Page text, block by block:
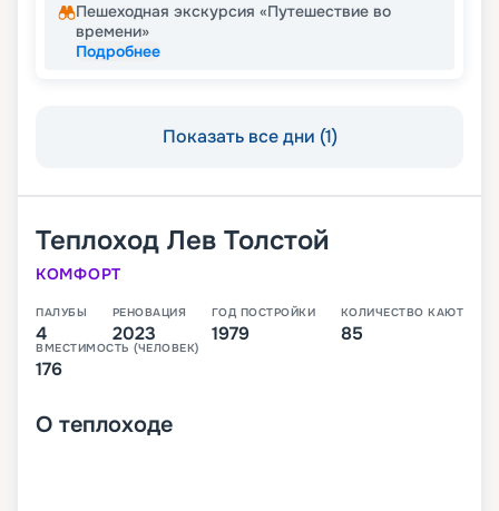
Пешеходная экскурсия «Путешествие во
времени»
Подробнее
Показать все дни (1)
Теплоход Лев Толстой
КОМФОРТ
ПАЛУБЫ
4
РЕНОВАЦИЯ
2023
ГОД ПОСТРОЙКИ
1979
КОЛИЧЕСТВО КАЮТ
85
ВМЕСТИМОСТЬ (ЧЕЛОВЕК)
176
О теплоходе